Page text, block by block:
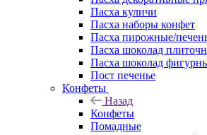
Пасха куличи
Пасха наборы конфет
Пасха пирожные/
Пасха шоколад
Пасха шоколад
Пост печенье
Конфеты
Назад
Конфеты
Помадные